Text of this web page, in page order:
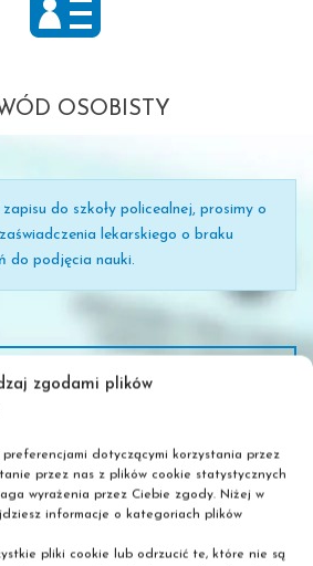
zgodami plików
preferencjami dotyczącymi korzystania przez
przez nas z plików cookie statystycznych
wyrażenia przez Ciebie zgody. Niżej w
informacje o kategoriach plików
pliki cookie lub odrzucić te, które nie są
OSOBISTY
do szkoły policealnej, prosimy o
lekarskiego o braku
do podjęcia nauki.
MIASTO